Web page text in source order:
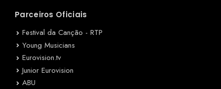
Parceiros Oficiais
Festival da Canção - RTP
Young Musicians
Eurovision.tv
Junior Eurovision
ABU